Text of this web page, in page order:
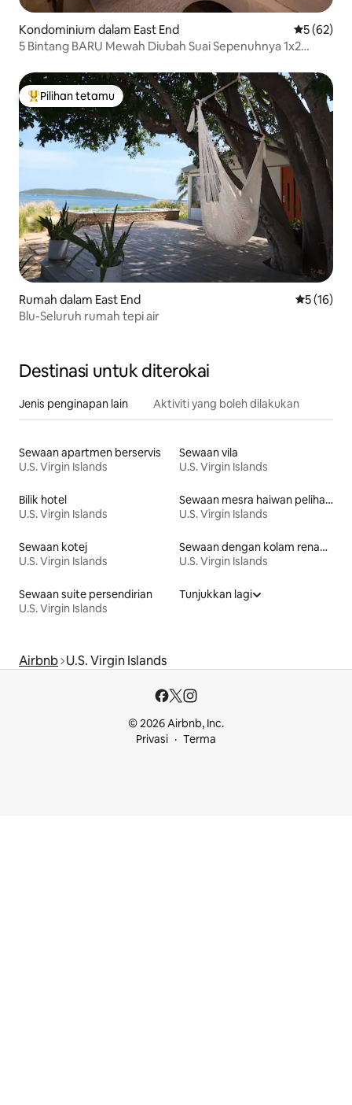
Kondominium dalam East End Penarafan
5 (62)
5 Bintang BARU Mewah Diubah Suai Sepenuhnya 1x2
Pilihan utama tetamu
Pilihan tetamu
Rumah dalam East End
5 (16)
Blu-Seluruh rumah tepi air
Destinasi untuk diterokai
Jenis penginapan lain Aktiviti yang boleh dilakukan
Sewaan apartmen berservis
U.S. Virgin Islands
Sewaan vila
U.S. Virgin Islands
Bilik hotel
U.S. Virgin Islands
Sewaan mesra haiwan peliharaan
U.S. Virgin Islands
Sewaan kotej
U.S. Virgin Islands
Sewaan dengan kolam renang
U.S. Virgin Islands
Sewaan suite persendirian
U.S. Virgin Islands
Tunjukkan lagi
Airbnb U.S. Virgin Islands
© 2026 Airbnb, Inc.
Privasi
Terma